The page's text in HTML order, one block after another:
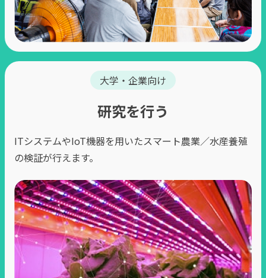
⼤学・企業向け
研究を行う
ITシステムやIoT機器を⽤いたスマート農業／⽔産養殖
の検証が行えます。